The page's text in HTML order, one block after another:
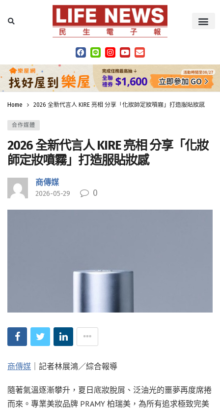
Home 2026 全新代言人 KIRE 亮相 分享「化妝師定妝噴霧」打造服貼妝感
合作媒體
2026 全新代言人 KIRE 亮相 分享「化妝
師定妝噴霧」打造服貼妝感
商傳媒
2026-05-29 0
商傳媒 ｜記者林展鴻／綜合報導
隨著氣溫逐漸攀升，夏日底妝脫屑、泛油光的噩夢再度席捲
而來。專業美妝品牌 PRAMY 柏瑞美，為所有追求極致完美